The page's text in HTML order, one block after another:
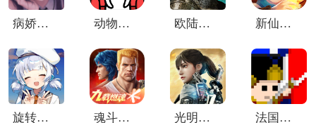
病娇妻子大牛菜单版 动物电影院 欧陆战争7国际版 新仙魔九界百度版本
旋转音律Rotaeno 魂斗罗归来体验服 光明记忆安卓完整版 法国突击1812